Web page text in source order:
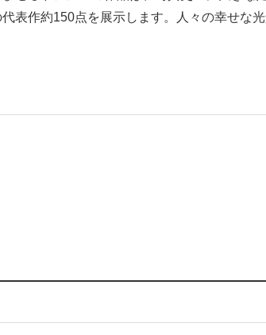
表作約150点を展示します。人々の幸せな